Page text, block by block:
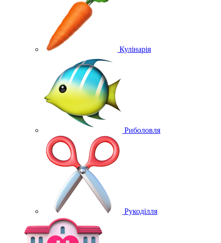
Кулінарія
Риболовля
Рукоділля